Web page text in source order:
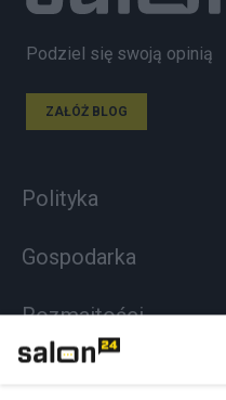
Podziel się swoją opinią
ZAŁÓŻ BLOG
Polityka
Gospodarka
Rozmaitości